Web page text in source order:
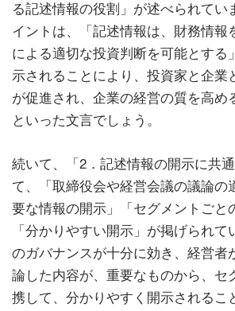
る記述情報の役割」が述べられてい
イントは、「記述情報は、財務情報
による適切な投資判断を可能とする
示されることにより、投資家と企業
が促進され、企業の経営の質を高め
といった文言でしょう。
続いて、「2．記述情報の開示に共
て、「取締役会や経営会議の議論の
要な情報の開示」「セグメントごと
「分かりやすい開示」が掲げられて
のガバナンスが十分に効き、経営者
論した内容が、重要なものから、セ
携して、分かりやすく開示されるこ